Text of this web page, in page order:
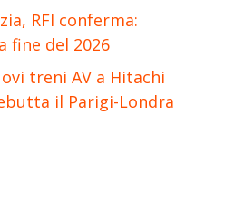
RFI conferma:
fine del 2026
treni AV a Hitachi
il Parigi-Londra